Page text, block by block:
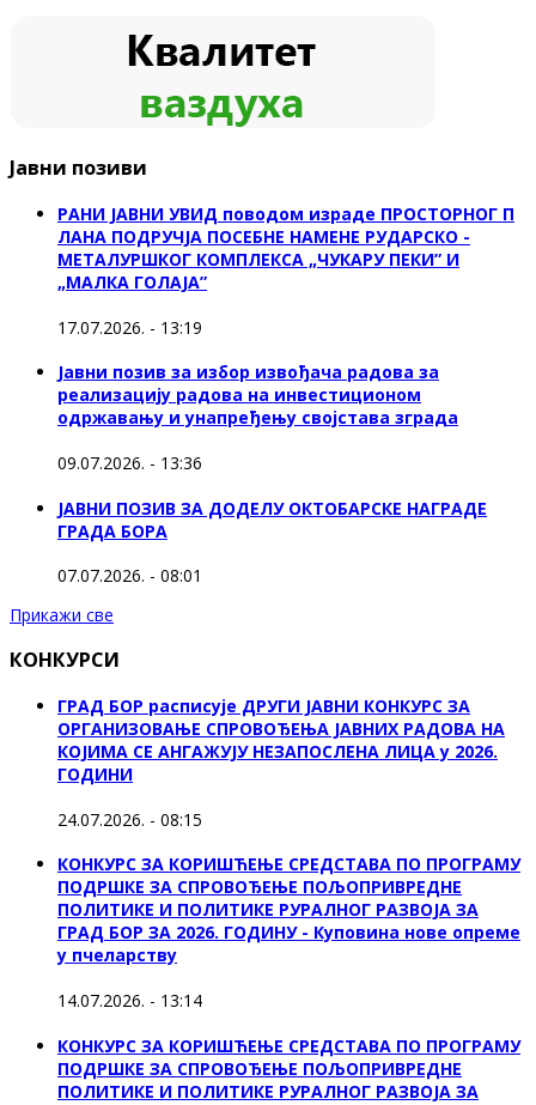
Јавни позиви
РАНИ ЈАВНИ УВИД поводом израде ПРОСТОРНОГ П
ЛАНА ПОДРУЧЈА ПОСЕБНЕ НАМЕНЕ РУДАРСКО -
МЕТАЛУРШКОГ КОМПЛЕКСА „ЧУКАРУ ПЕКИ” И
„МАЛКА ГОЛАЈА”
17.07.2026. - 13:19
Јавни позив за избор извођача радова за
реализацију радова на инвестиционом
одржавању и унапређењу својстава зграда
09.07.2026. - 13:36
ЈАВНИ ПОЗИВ ЗА ДОДЕЛУ ОКТOБАРСКЕ НАГРАДЕ
ГРАДА БОРА
07.07.2026. - 08:01
Прикажи све
КОНКУРСИ
ГРАД БОР расписује ДРУГИ ЈАВНИ КОНКУРС ЗА
ОРГАНИЗОВАЊЕ СПРОВОЂЕЊА ЈАВНИХ РАДОВА НА
КОЈИМА СЕ АНГАЖУЈУ НЕЗАПОСЛЕНА ЛИЦА у 2026.
ГОДИНИ
24.07.2026. - 08:15
КОНКУРС ЗА КОРИШЋЕЊЕ СРЕДСТАВА ПО ПРОГРАМУ
ПОДРШКЕ ЗА СПРОВОЂЕЊЕ ПОЉОПРИВРЕДНЕ
ПОЛИТИКЕ И ПОЛИТИКЕ РУРАЛНОГ РАЗВОЈА ЗА
ГРАД БОР ЗА 2026. ГОДИНУ - Куповина нове опреме
у пчеларству
14.07.2026. - 13:14
КОНКУРС ЗА КОРИШЋЕЊЕ СРЕДСТАВА ПО ПРОГРАМУ
ПОДРШКЕ ЗА СПРОВОЂЕЊЕ ПОЉОПРИВРЕДНЕ
ПОЛИТИКЕ И ПОЛИТИКЕ РУРАЛНОГ РАЗВОЈА ЗА